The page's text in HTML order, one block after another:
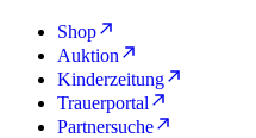
Shop
Auktion
Kinderzeitung
Trauerportal
Partnersuche